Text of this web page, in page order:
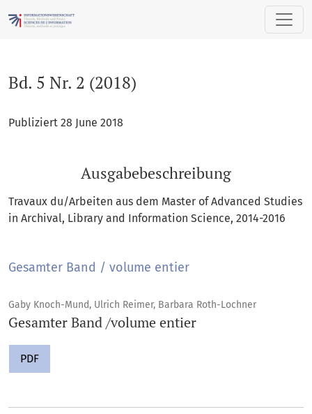
Bd. 5 Nr. 2 (2018)
Publiziert 28 June 2018
Ausgabebeschreibung
Travaux du/Arbeiten aus dem Master of Advanced Studies
in Archival, Library and Information Science, 2014-2016
Gesamter Band / volume entier
Gaby Knoch-Mund, Ulrich Reimer, Barbara Roth-Lochner
Gesamter Band /volume entier
PDF